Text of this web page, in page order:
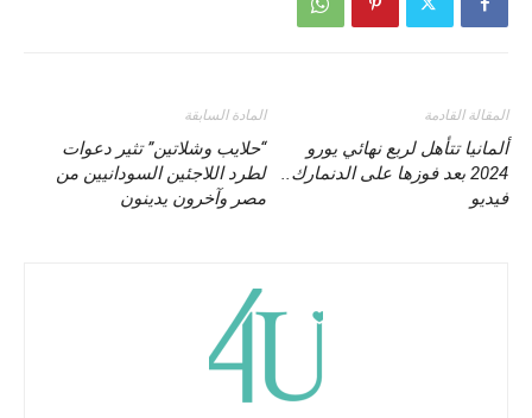
المادة السابقة
“حلايب وشلاتين” تثير دعوات
لطرد اللاجئين السودانيين من
مصر وآخرون يدينون
المقالة القادمة
ألمانيا تتأهل لربع نهائي يورو
2024 بعد فوزها على الدنمارك..
فيديو